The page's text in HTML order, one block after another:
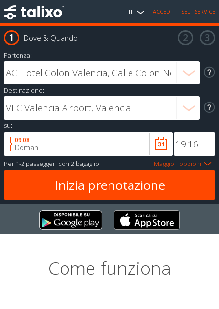
IT ACCEDI SELF SERVICE
Dove & Quando
Partenza:
Destinazione:
su:
09.08
Domani
Per 1-2 passeggeri con 2 bagaglio Maggiori opzioni
Come funziona